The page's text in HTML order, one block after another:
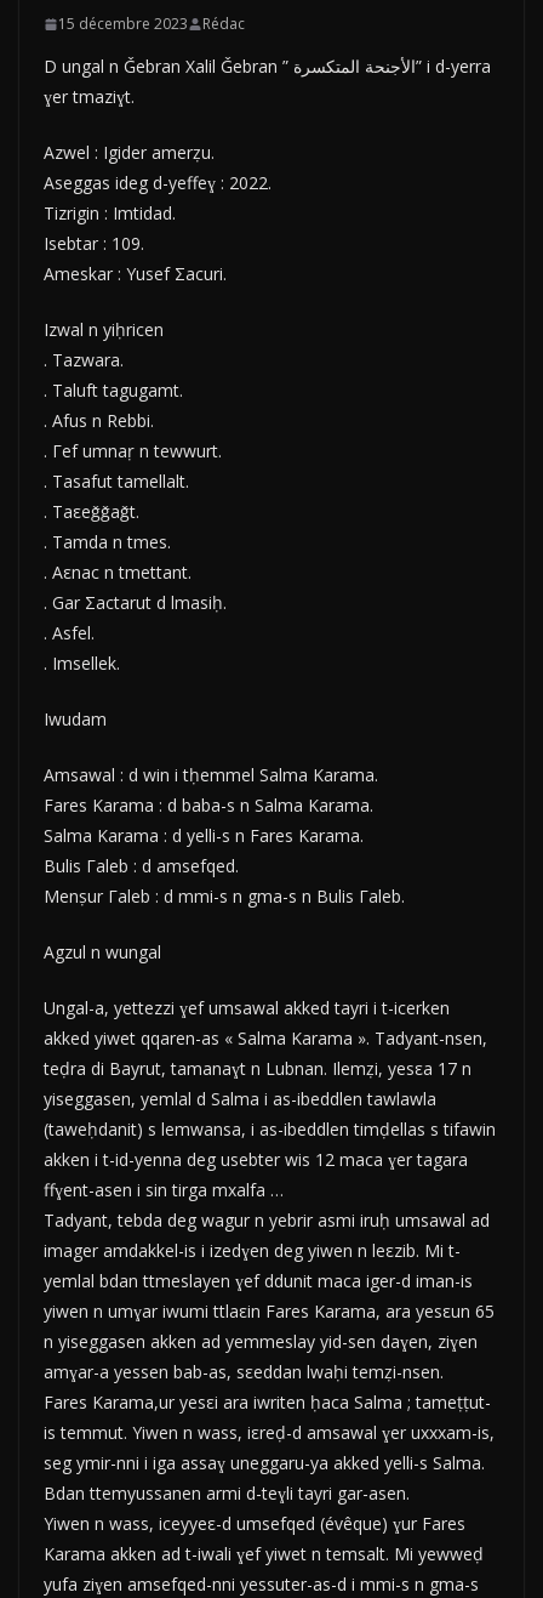
15 décembre 2023 Rédac
D ungal n Ǧebran Xalil Ǧebran ” الأجنحة المتكسرة” i d-yerra
ɣer tmaziɣt.
Azwel : Igider amerẓu.
Aseggas ideg d-yeffeɣ : 2022.
Tizrigin : Imtidad.
Isebtar : 109.
Ameskar : Yusef Σacuri.
Izwal n yiḥricen
. Tazwara.
. Taluft tagugamt.
. Afus n Rebbi.
. Γef umnaṛ n tewwurt.
. Tasafut tamellalt.
. Taεeǧǧaǧt.
. Tamda n tmes.
. Aεnac n tmettant.
. Gar Σactarut d lmasiḥ.
. Asfel.
. Imsellek.
Iwudam
Amsawal : d win i tḥemmel Salma Karama.
Fares Karama : d baba-s n Salma Karama.
Salma Karama : d yelli-s n Fares Karama.
Bulis Γaleb : d amsefqed.
Menṣur Γaleb : d mmi-s n gma-s n Bulis Γaleb.
Agzul n wungal
Ungal-a, yettezzi ɣef umsawal akked tayri i t-icerken
akked yiwet qqaren-as « Salma Karama ». Tadyant-nsen,
teḍra di Bayrut, tamanaɣt n Lubnan. Ilemẓi, yesεa 17 n
yiseggasen, yemlal d Salma i as-ibeddlen tawlawla
(taweḥdanit) s lemwansa, i as-ibeddlen timḍellas s tifawin
akken i t-id-yenna deg usebter wis 12 maca ɣer tagara
ffɣent-asen i sin tirga mxalfa …
Tadyant, tebda deg wagur n yebrir asmi iruḥ umsawal ad
imager amdakkel-is i izedɣen deg yiwen n leεzib. Mi t-
yemlal bdan ttmeslayen ɣef ddunit maca iger-d iman-is
yiwen n umɣar iwumi ttlaεin Fares Karama, ara yesεun 65
n yiseggasen akken ad yemmeslay yid-sen daɣen, ziɣen
amɣar-a yessen bab-as, sεeddan lwaḥi temẓi-nsen.
Fares Karama,ur yesεi ara iwriten ḥaca Salma ; tameṭṭut-
is temmut. Yiwen n wass, iεreḍ-d amsawal ɣer uxxxam-is,
seg ymir-nni i iga assaɣ uneggaru-ya akked yelli-s Salma.
Bdan ttemyussanen armi d-teɣli tayri gar-asen.
Yiwen n wass, iceyyeε-d umsefqed (évêque) ɣur Fares
Karama akken ad t-iwali ɣef yiwet n temsalt. Mi yewweḍ
yufa ziɣen amsefqed-nni yessuter-as-d i mmi-s n gma-s